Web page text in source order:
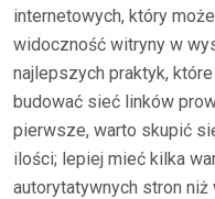
internetowych, który
widoczność witryny w
najlepszych praktyk,
budować sieć linków
pierwsze, warto skupić
ilości; lepiej mieć kilka
autorytatywnych stron